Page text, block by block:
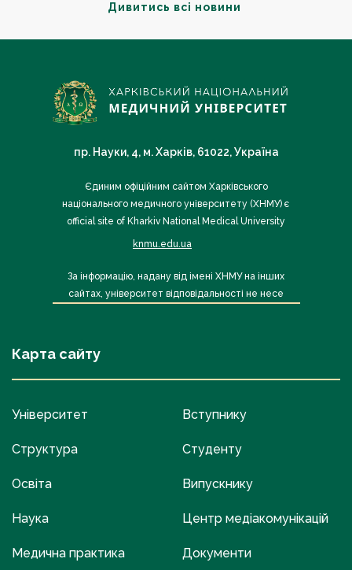
Дивитись всі новини
пр. Науки, 4, м. Харків, 61022, Україна
Єдиним офіційним сайтом Харківського
національного медичного університету (ХНМУ) є
official site of Kharkiv National Medical University
knmu.edu.ua
За інформацію, надану від імені ХНМУ на інших
сайтах, університет відповідальності не несе
Карта сайту
Університет
Структура
Освіта
Наука
Медична практика
Вступнику
Студенту
Випускнику
Центр медіакомунікацій
Документи